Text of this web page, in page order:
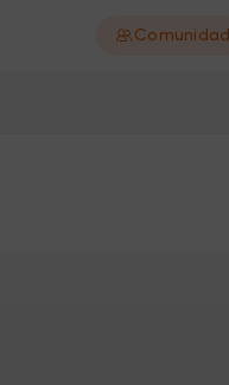
Comunidad